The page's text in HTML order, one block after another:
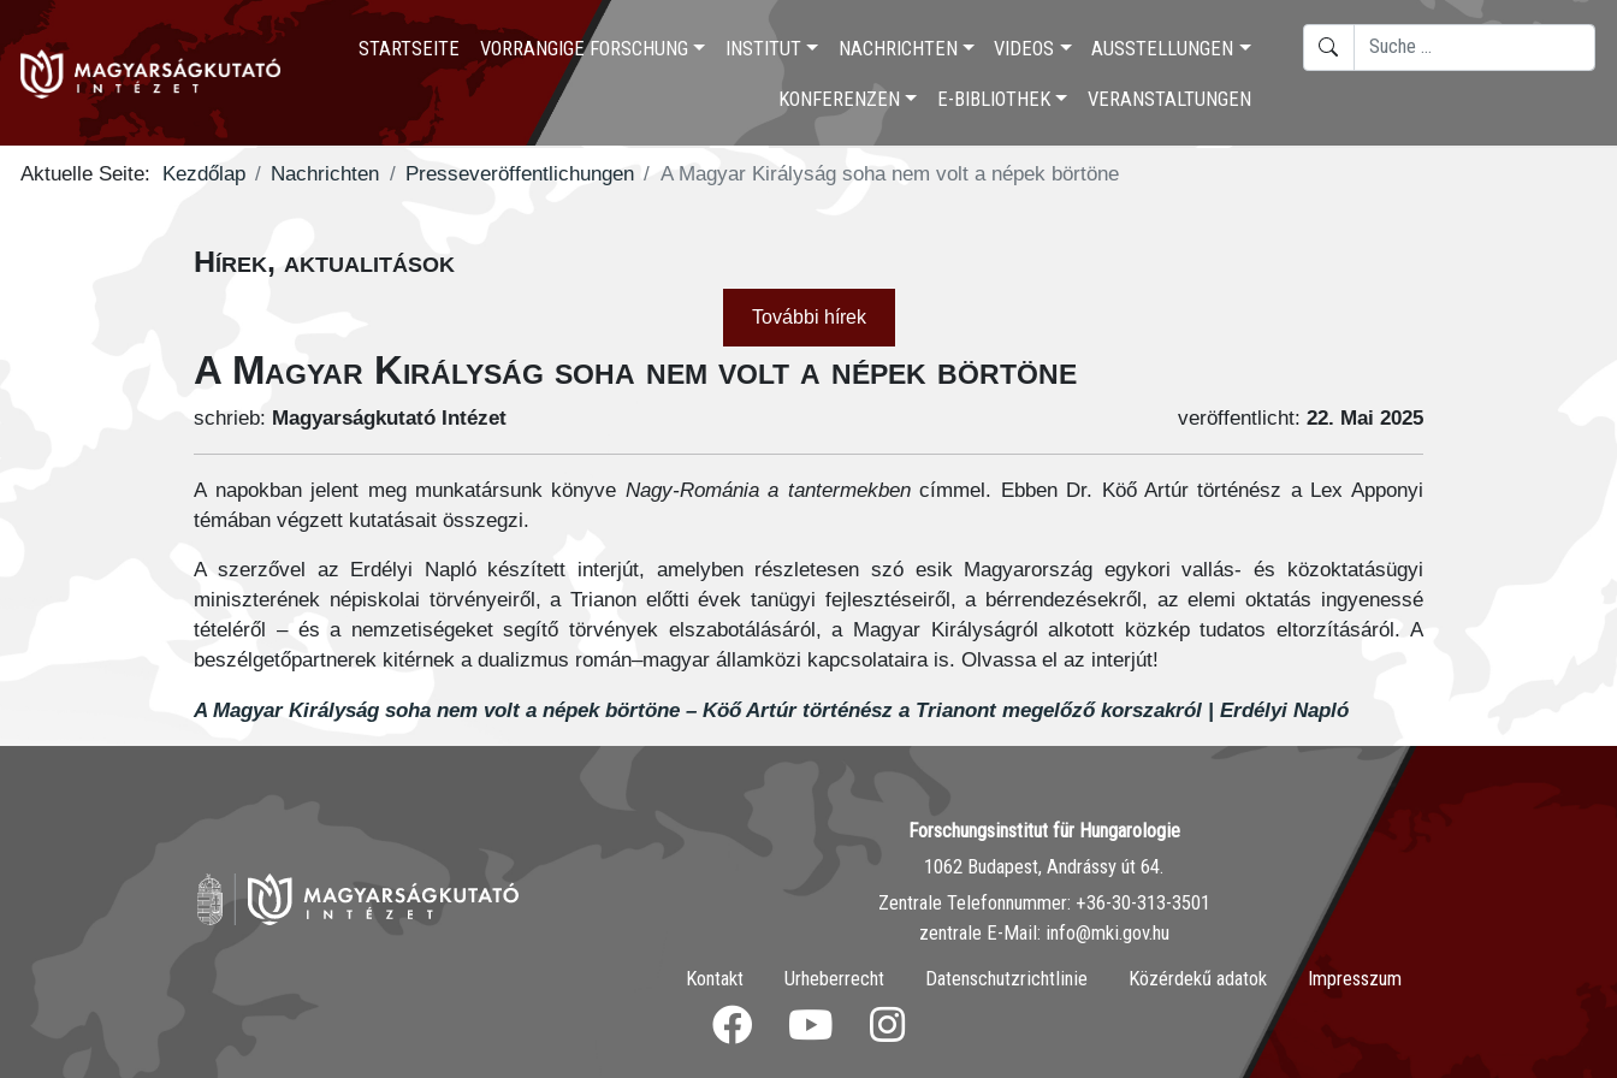
STARTSEITE VORRANGIGE FORSCHUNG INSTITUT NACHRICHTEN VIDEOS AUSSTELLUNGEN
KONFERENZEN E-BIBLIOTHEK VERANSTALTUNGEN
SUCHEN
Aktuelle Seite: Kezdőlap Nachrichten Presseveröffentlichungen A Magyar Királyság soha nem volt a népek börtöne
Hírek, aktualitások
További hírek
A Magyar Királyság soha nem volt a népek börtöne
schrieb: Magyarságkutató Intézet veröffentlicht: 22. Mai 2025
A napokban jelent meg munkatársunk könyve Nagy-Románia a tantermekbencímmel. Ebben Dr. Köő Artúr történész a Lex Apponyi
témában végzett kutatásait összegzi.
A szerzővel az Erdélyi Napló készített interjút, amelyben részletesen szó esik Magyarország egykori vallás- és közoktatásügyi
miniszterének népiskolai törvényeiről, a Trianon előtti évek tanügyi fejlesztéseiről, a bérrendezésekről, az elemi oktatás ingyenessé
tételéről – és a nemzetiségeket segítő törvények elszabotálásáról, a Magyar Királyságról alkotott közkép tudatos eltorzításáról. A
beszélgetőpartnerek kitérnek a dualizmus román–magyar államközi kapcsolataira is. Olvassa el az interjút!
A Magyar Királyság soha nem volt a népek börtöne – Köő Artúr történész a Trianont megelőző korszakról | Erdélyi Napló
Forschungsinstitut für Hungarologie
1062 Budapest, Andrássy út 64.
Zentrale Telefonnummer: ‭+36-30-313-3501
zentrale E-Mail: info@mki.gov.hu
Kontakt Urheberrecht Datenschutzrichtlinie Közérdekű adatok Impresszum